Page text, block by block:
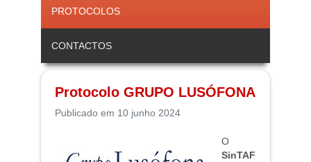
PROTOCOLOS
CONTACTOS
Protocolo GRUPO LUSÓFONA
Publicado em 10 junho 2024
O
SinTAF